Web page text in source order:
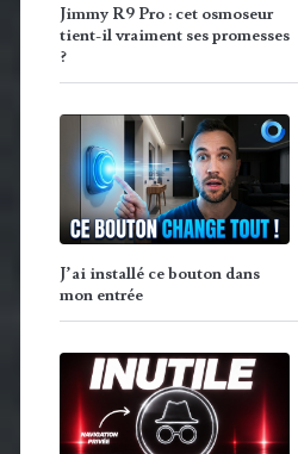
Jimmy R9 Pro : cet osmoseur
tient-il vraiment ses promesses
?
J’ai installé ce bouton dans
mon entrée